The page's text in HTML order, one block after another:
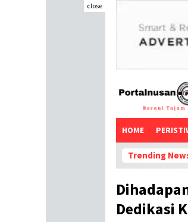
close
HOME
Trending
Aktifis
Dedikasi